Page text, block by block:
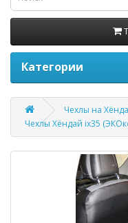
Категории
Чехлы на
Чехлы Хёндай ix35